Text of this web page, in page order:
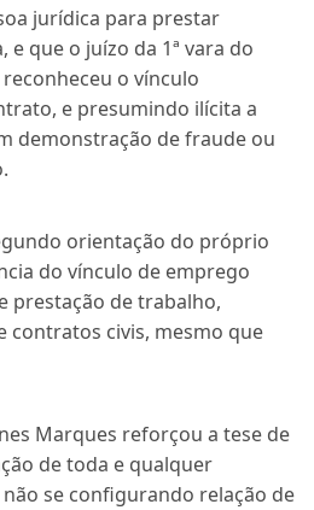
jurídica para prestar
e que o juízo da 1ª vara do
o vínculo
e presumindo ilícita a
demonstração de fraude ou
orientação do próprio
do vínculo de emprego
prestação de trabalho,
contratos civis, mesmo que
Marques reforçou a tese de
de toda e qualquer
se configurando relação de